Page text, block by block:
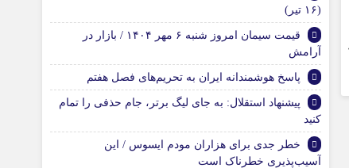
(۱۶ تیر)
قیمت سیمان امروز شنبه ۶ مهر ۱۴۰۴ / بازار در
آرامش
پاسخ هوشمندانه ایران به تحریم‌های فصل هفتم
پیشنهاد استقلال: به جای لیگ برتر، جام حذفی را تمام
کنید
خطر جدی برای هزاران مودم ایسوس / این
آسیب‌پذیری خطرناک است